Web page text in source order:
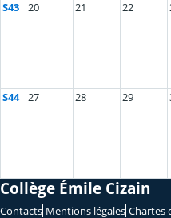
S43 20 21 22
S44 27 28 29
Collège Émile Cizain
Contacts Mentions légales Chartes